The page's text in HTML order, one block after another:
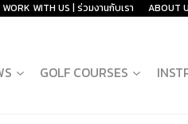
WORK WITH US | ร่วมงานกับเรา ABOUT
GOLF COURSES